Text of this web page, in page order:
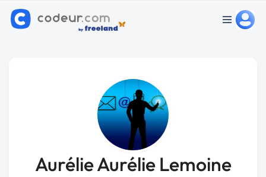
Aurélie Aurélie Lemoine